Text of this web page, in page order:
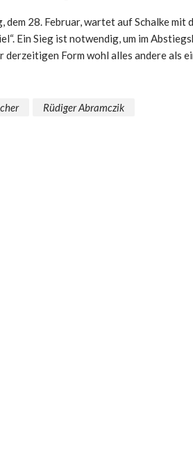
dem 28. Februar, wartet auf Schalke
Ein Sieg ist notwendig, um im
derzeitigen Form wohl alles andere als
Rüdiger Abramczik